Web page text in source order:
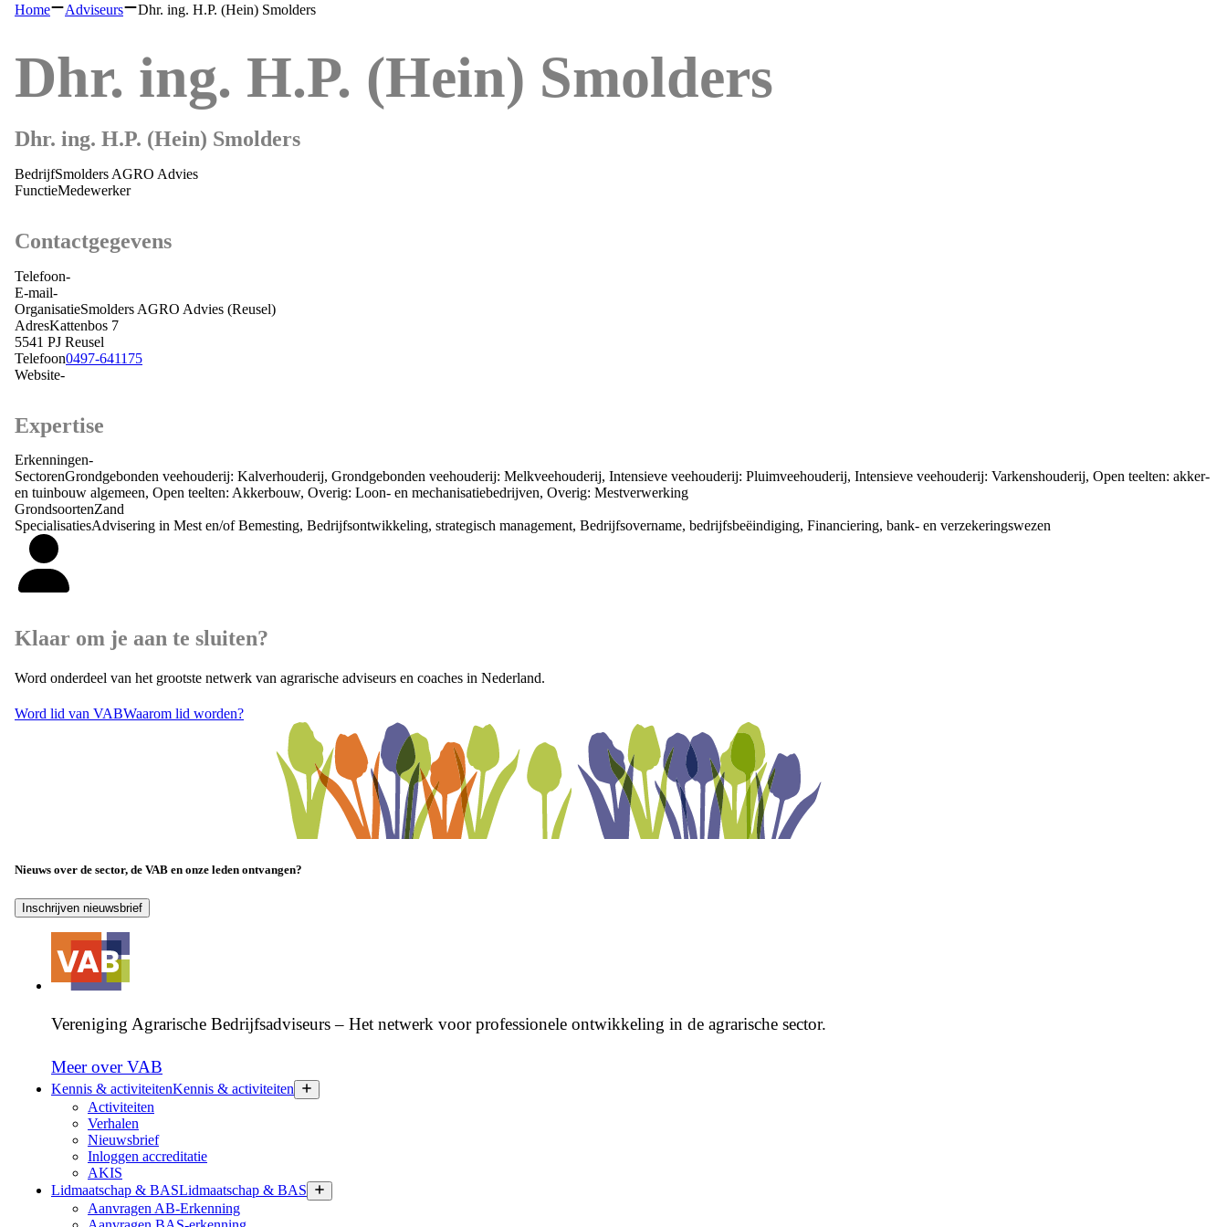
Home Adviseurs Dhr. ing. H.P. (Hein) Smolders
Dhr. ing. H.P. (Hein) Smolders
Dhr. ing. H.P. (Hein) Smolders
BedrijfSmolders AGRO Advies
FunctieMedewerker
Contactgegevens
Telefoon-
E-mail-
OrganisatieSmolders AGRO Advies (Reusel)
AdresKattenbos 7
5541 PJ Reusel
Telefoon0497-641175
Website-
Expertise
Erkenningen-
SectorenGrondgebonden veehouderij: Kalverhouderij, Grondgebonden veehouderij: Melkveehouderij, Intensieve veehouderij: Pluimveehouderij, Intensieve veehouderij: Varkenshouderij, Open teelten: akker-
en tuinbouw algemeen, Open teelten: Akkerbouw, Overig: Loon- en mechanisatiebedrijven, Overig: Mestverwerking
GrondsoortenZand
SpecialisatiesAdvisering in Mest en/of Bemesting, Bedrijfsontwikkeling, strategisch management, Bedrijfsovername, bedrijfsbeëindiging, Financiering, bank- en verzekeringswezen
Klaar om je aan te sluiten?
Word onderdeel van het grootste netwerk van agrarische adviseurs en coaches in Nederland.
Word lid van VABWaarom lid worden?
Nieuws over de sector, de VAB en onze leden ontvangen?
Inschrijven nieuwsbrief
Vereniging Agrarische Bedrijfsadviseurs – Het netwerk voor professionele ontwikkeling in de agrarische sector.
Meer over VAB
Kennis & activiteitenKennis & activiteiten
Activiteiten
Verhalen
Nieuwsbrief
Inloggen accreditatie
AKIS
Lidmaatschap & BASLidmaatschap & BAS
Aanvragen AB-Erkenning